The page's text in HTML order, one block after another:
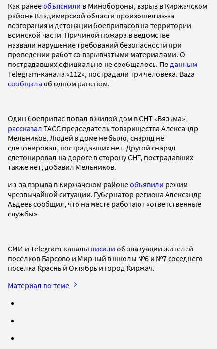
Как ранееобъяснили в Минобороны, взрыв в Киржачском
районе Владимирской области произошел из-за
возгорания и детонации боеприпасов на территории
воинской части. Причиной пожара в ведомстве
назвали нарушение требований безопасности при
проведении работ со взрывчатыми материалами. О
пострадавших официально не сообщалось. По данным
Telegram-канала «112», пострадали три человека. Baza
сообщала об одном раненом.
Один боеприпас попал в жилой дом в СНТ «Вязьма»,
рассказал ТАСС председатель товарищества Александр
Мельников. Людей в доме не было, снаряд не
сдетонировал, пострадавших нет. Другой снаряд
сдетонировал на дороге в сторону СНТ, пострадавших
также нет, добавил Мельников.
Из-за взрыва в Киржачском районеобъявили режим
чрезвычайной ситуации. Губернатор региона Александр
Авдеев сообщил, что на месте работают «ответственные
службы».
СМИ и Telegram-каналы писали об эвакуации жителей
поселков Барсово и Мирный в школы №6 и №7 соседнего
поселка Красный Октябрь и город Киржач.
Материал по теме